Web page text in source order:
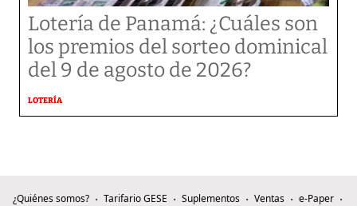
Lotería de Panamá: ¿Cuáles son
los premios del sorteo dominical
del 9 de agosto de 2026?
LOTERÍA
¿Quiénes somos? Tarifario GESE Suplementos Ventas
e-Paper